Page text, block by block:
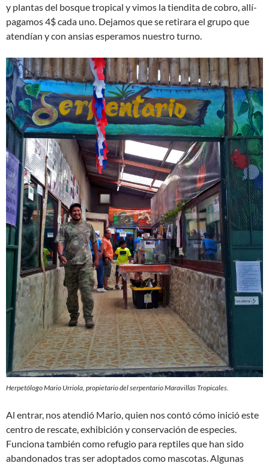
y plantas del bosque tropical y vimos la tiendita de cobro, allí­
pagamos 4$ cada uno. Dejamos que se retirara el grupo que
atendían y con ansias esperamos nuestro turno.
Herpetólogo Mario Urriola, propietario del serpentario Maravillas Tropicales.
Al entrar, nos atendió Mario, quien nos contó cómo inició este
centro de rescate, exhibición y conservación de especies.
Funciona también como refugio para reptiles que han sido
abandonados tras ser adoptados como mascotas. Algunas